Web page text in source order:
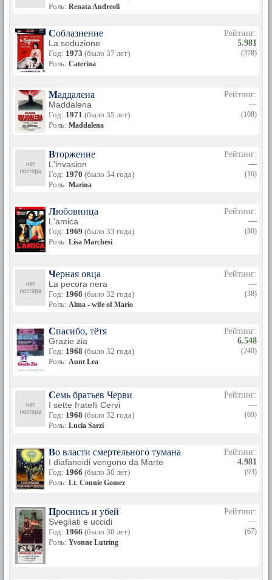
Роль: Renata Andreoli
Соблазнение
La seduzione
Год: 1973 (было 37 лет)
Роль: Caterina
Рейтинг:
5.981
(378)
Маддалена
Maddalena
Год: 1971 (было 35 лет)
Роль: Maddalena
Рейтинг:
—
(108)
Вторжение
L'invasion
Год: 1970 (было 34 года)
Роль: Marina
Рейтинг:
—
(16)
Любовница
L'amica
Год: 1969 (было 33 года)
Роль: Lisa Marchesi
Рейтинг:
—
(80)
Черная овца
La pecora nera
Год: 1968 (было 32 года)
Роль: Alma - wife of Mario
Рейтинг:
—
(38)
Спасибо, тётя
Grazie zia
Год: 1968 (было 32 года)
Роль: Aunt Lea
Рейтинг:
6.548
(240)
Семь братьев Черви
I sette fratelli Cervi
Год: 1968 (было 32 года)
Роль: Lucia Sarzi
Рейтинг:
—
(69)
Во власти смертельного тумана
I diafanoidi vengono da Marte
Год: 1966 (было 30 лет)
Роль: Lt. Connie Gomez
Рейтинг:
4.981
(93)
Проснись и убей
Svegliati e uccidi
Год: 1966 (было 30 лет)
Роль: Yvonne Lutring
Рейтинг:
—
(67)